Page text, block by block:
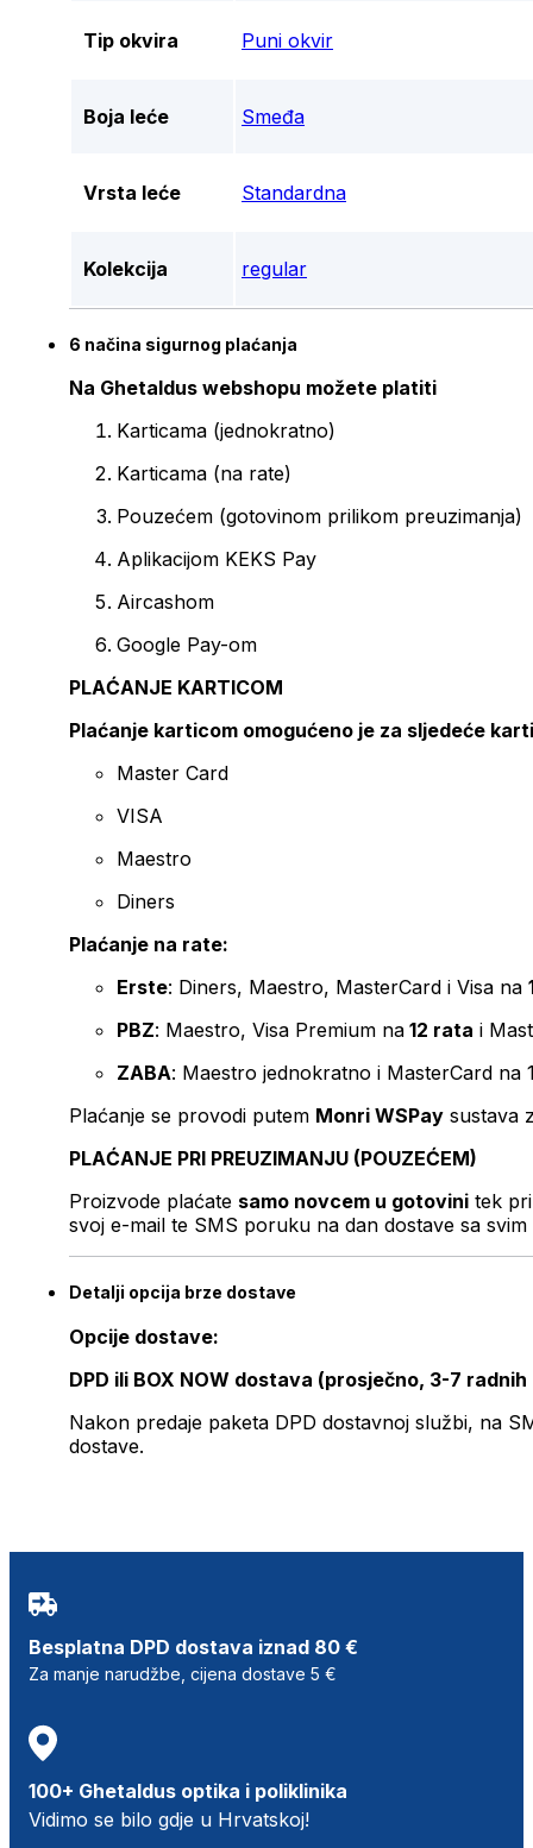
Tip okvira Puni okvir
Boja leće Smeđa
Vrsta leće Standardna
Kolekcija regular
6 načina sigurnog plaćanja
Na Ghetaldus webshopu možete platiti
Karticama (jednokratno)
Karticama (na rate)
Pouzećem (gotovinom prilikom preuzimanja)
Aplikacijom KEKS Pay
Aircashom
Google Pay-om
PLAĆANJE KARTICOM
Plaćanje karticom omogućeno je za sljedeće
Master Card
VISA
Maestro
Diners
Plaćanje na rate:
Erste: Diners, Maestro, MasterCard i Visa na
PBZ: Maestro, Visa Premium na 12 rata i
ZABA: Maestro jednokratno i MasterCard na
Plaćanje se provodi putem Monri WSPay sustava
PLAĆANJE PRI PREUZIMANJU (POUZEĆEM)
Proizvode plaćate samo novcem u gotovini tek
svoj e-mail te SMS poruku na dan dostave sa svim
Detalji opcija brze dostave
Opcije dostave:
DPD ili BOX NOW dostava (prosječno, 3-7 radnih
Nakon predaje paketa DPD dostavnoj službi, na
dostave.
Besplatna DPD dostava iznad 80 €
Za manje narudžbe, cijena dostave 5 €
100+ Ghetaldus optika i poliklinika
Vidimo se bilo gdje u Hrvatskoj!